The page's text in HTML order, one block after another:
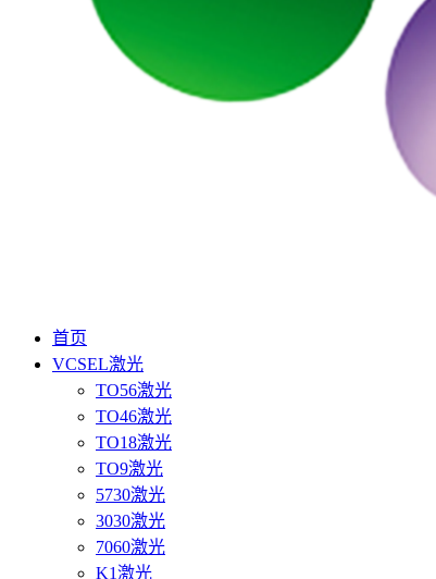
首页
VCSEL激光
TO56激光
TO46激光
TO18激光
TO9激光
5730激光
3030激光
7060激光
K1激光